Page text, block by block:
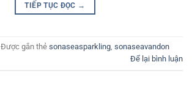
TIẾP TỤC ĐỌC →
Được gắn thẻ sonaseasparkling, sonaseavandon
Để lại bình luận